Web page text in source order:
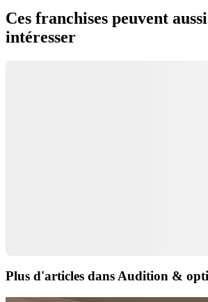
Ces franchises peuvent
intéresser
Plus d'articles dans Audition &